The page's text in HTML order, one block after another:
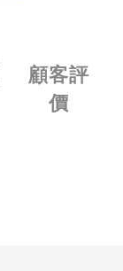
顧客評
價